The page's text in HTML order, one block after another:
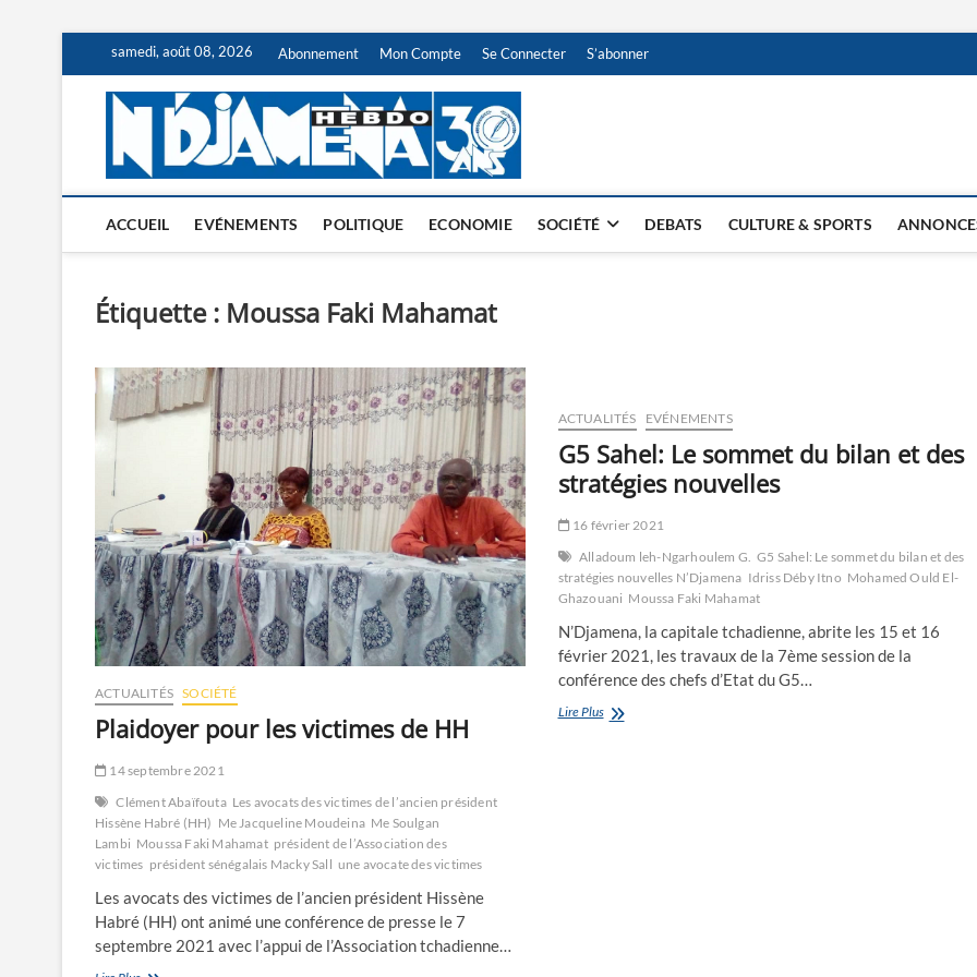
content
samedi, août 08, 2026 Abonnement Mon Compte Se Connecter S’abonner
NDJAMENA HEBDO
ACCUEIL EVÉNEMENTS POLITIQUE ECONOMIE SOCIÉTÉ DEBATS CULTURE & SPORTS
Étiquette : Moussa Faki Mahamat
ACTUALITÉS SOCIÉTÉ
Plaidoyer pour les victimes de HH
14 septembre 2021
Clément Abaïfouta Les avocats des victimes de l’ancien président
Hissène Habré (HH) Me Jacqueline Moudeina Me Soulgan
Lambi Moussa Faki Mahamat président de l’Association des
victimes président sénégalais Macky Sall une avocate des victimes
Les avocats des victimes de l’ancien président Hissène
Habré (HH) ont animé une conférence de presse le 7
septembre 2021 avec l’appui de l’Association tchadienne…
ACTUALITÉS EVÉNEMENTS
G5 Sahel: Le sommet du bilan et des
stratégies nouvelles
16 février 2021
Alladoum leh-Ngarhoulem G. G5 Sahel: Le sommet du bilan et des
stratégies nouvelles N’Djamena Idriss Déby Itno Mohamed Ould El-
Ghazouani Moussa Faki Mahamat
N’Djamena, la capitale tchadienne, abrite les 15 et 16
février 2021, les travaux de la 7ème session de la
conférence des chefs d’Etat du G5…
Lire PlusG5